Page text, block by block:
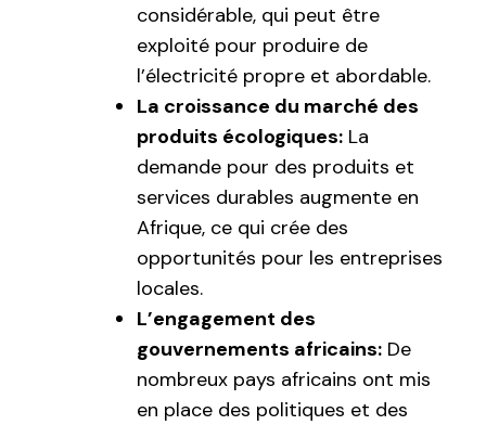
considérable, qui peut être
exploité pour produire de
l’électricité propre et abordable.
La croissance du marché des
produits écologiques: La
demande pour des produits et
services durables augmente en
Afrique, ce qui crée des
opportunités pour les entreprises
locales.
L’engagement des
gouvernements africains: De
nombreux pays africains ont mis
en place des politiques et des